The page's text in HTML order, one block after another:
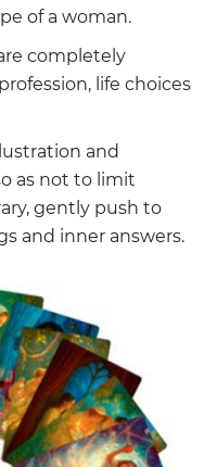
of a woman.
completely
life choices
and
as not to limit
gently push to
and inner answers.